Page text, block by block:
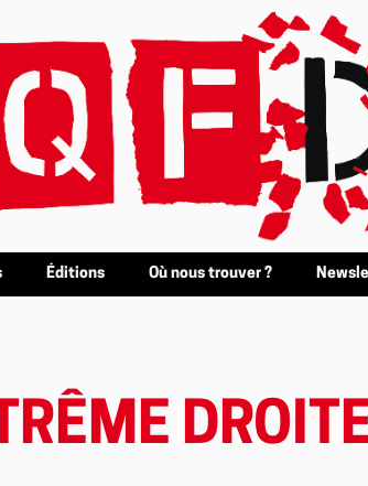
Éditions Où nous trouver ?